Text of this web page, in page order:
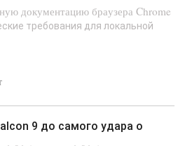
документацию браузера Chrome
требования для локальной
9 до самого удара о